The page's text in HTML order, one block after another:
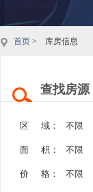
首页 > 库房信息
查找房源
区 域： 不限
面 积： 不限
价 格： 不限